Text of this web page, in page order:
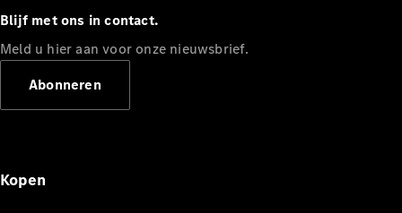
nieuws
Over
Mercedes-
Benz
Blijf met ons in contact.
Meld u hier aan voor onze nieuwsbrief.
Abonneren
Kopen